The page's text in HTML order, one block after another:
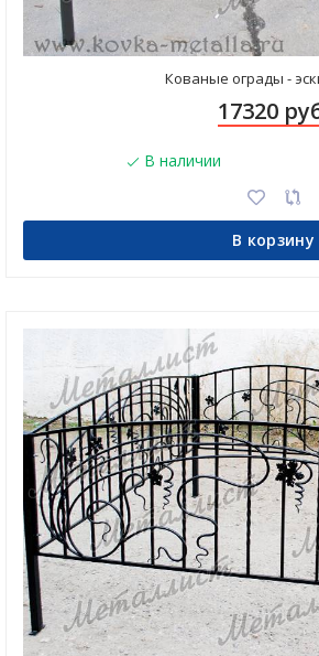
Кованые ограды -
17320
В наличии
В корзину